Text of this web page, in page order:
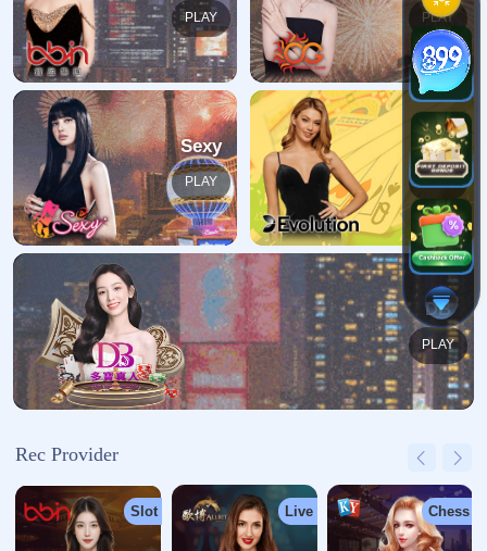
哎呀！找不到页面
我们深感抱歉，您请求的页面缺失
返回首页